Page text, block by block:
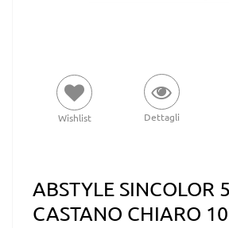
Wishlist Dettagli
ABSTYLE SINCOLOR
CASTANO CHIARO